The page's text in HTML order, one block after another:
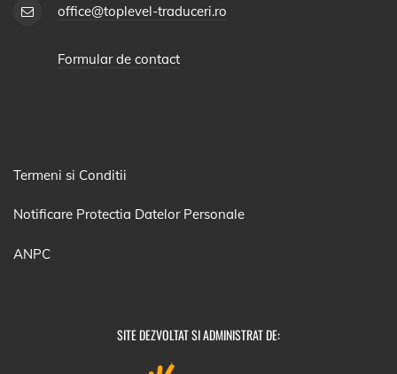
office@toplevel-traduceri.ro
Formular de contact
Termeni si Conditii
Notificare Protectia Datelor Personale
ANPC
SITE DEZVOLTAT SI ADMINISTRAT DE: